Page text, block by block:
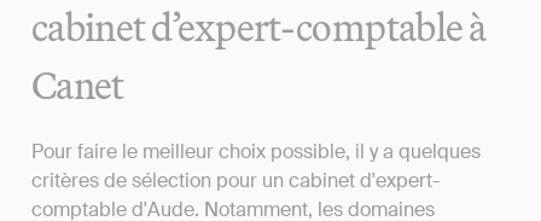
cabinet d’expert-comptable à
Canet
Pour faire le meilleur choix possible, il y a quelques
critères de sélection pour un cabinet d'expert-
comptable d'Aude. Notamment, les domaines